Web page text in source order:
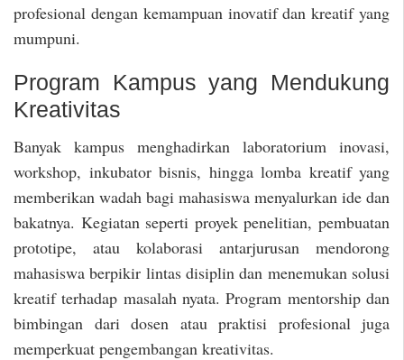
profesional dengan kemampuan inovatif dan kreatif yang
mumpuni.
Program Kampus yang Mendukung
Kreativitas
Banyak kampus menghadirkan laboratorium inovasi,
workshop, inkubator bisnis, hingga lomba kreatif yang
memberikan wadah bagi mahasiswa menyalurkan ide dan
bakatnya. Kegiatan seperti proyek penelitian, pembuatan
prototipe, atau kolaborasi antarjurusan mendorong
mahasiswa berpikir lintas disiplin dan menemukan solusi
kreatif terhadap masalah nyata. Program mentorship dan
bimbingan dari dosen atau praktisi profesional juga
memperkuat pengembangan kreativitas.